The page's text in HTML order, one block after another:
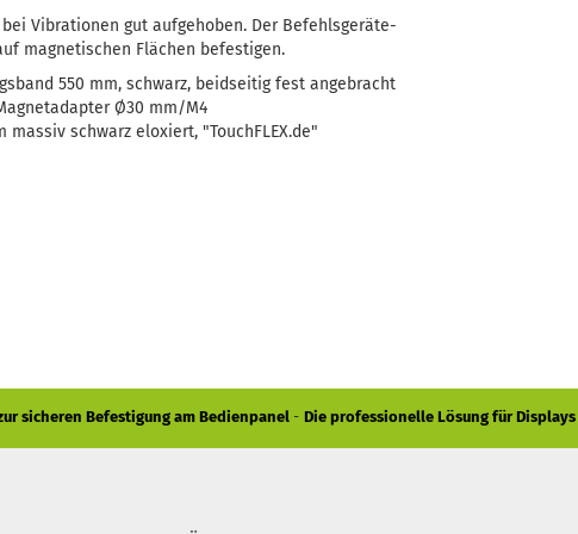
Vibrationen gut aufgehoben. Der Befehlsgeräte-
magnetischen Flächen befestigen.
550 mm, schwarz, beidseitig fest angebracht
Ø30 mm/M4
massiv schwarz eloxiert, "TouchFLEX.de"
sicheren Befestigung am Bedienpanel - Die professionelle Lösung für